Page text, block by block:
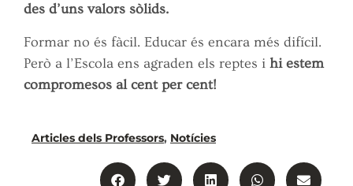
des d’uns valors sòlids.
Formar no és fàcil. Educar és encara més difícil.
Però a l’Escola ens agraden els reptes i hi estem
compromesos al cent per cent!
Articles dels Professors, Notícies